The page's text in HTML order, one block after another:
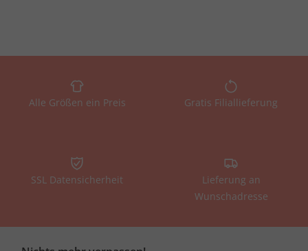
Alle Größen ein Preis Gratis Filiallieferung
SSL Datensicherheit
Lieferung an
Wunschadresse